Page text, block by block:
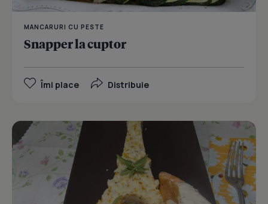
MANCARURI CU PESTE
Snapper la cuptor
Îmi place Distribuie